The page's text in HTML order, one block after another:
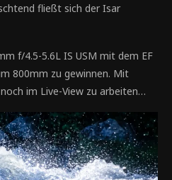
fließt sich der Isar
f/4.5-5.6L IS USM mit dem EF
800mm zu gewinnen. Mit
im Live-View zu arbeiten…